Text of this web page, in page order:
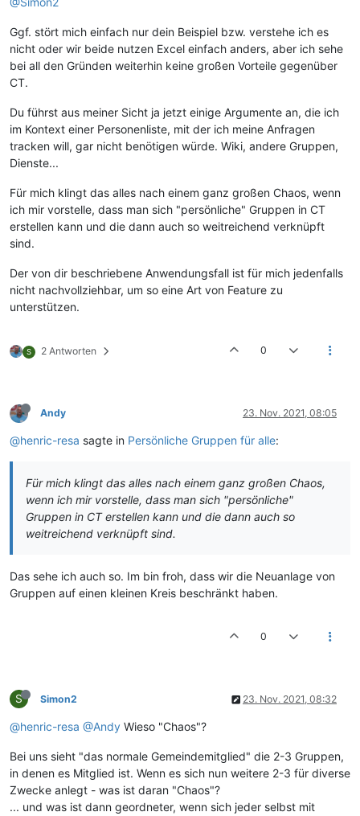
Ggf. stört mich einfach nur dein Beispiel bzw. verstehe ich es
nicht oder wir beide nutzen Excel einfach anders, aber ich sehe
bei all den Gründen weiterhin keine großen Vorteile gegenüber
CT.
Du führst aus meiner Sicht ja jetzt einige Argumente an, die ich
im Kontext einer Personenliste, mit der ich meine Anfragen
tracken will, gar nicht benötigen würde. Wiki, andere Gruppen,
Dienste...
Für mich klingt das alles nach einem ganz großen Chaos, wenn
ich mir vorstelle, dass man sich "persönliche" Gruppen in CT
erstellen kann und die dann auch so weitreichend verknüpft
sind.
Der von dir beschriebene Anwendungsfall ist für mich jedenfalls
nicht nachvollziehbar, um so eine Art von Feature zu
unterstützen.
S 2 Antworten 0
Andy 23. Nov. 2021, 08:05
@henric-resa sagte in Persönliche Gruppen für alle:
Für mich klingt das alles nach einem ganz großen Chaos,
wenn ich mir vorstelle, dass man sich "persönliche"
Gruppen in CT erstellen kann und die dann auch so
weitreichend verknüpft sind.
Das sehe ich auch so. Im bin froh, dass wir die Neuanlage von
Gruppen auf einen kleinen Kreis beschränkt haben.
0
S Simon2 23. Nov. 2021, 08:32
@henric-resa @Andy Wieso "Chaos"?
Bei uns sieht "das normale Gemeindemitglied" die 2-3 Gruppen,
in denen es Mitglied ist. Wenn es sich nun weitere 2-3 für diverse
Zwecke anlegt - was ist daran "Chaos"?
... und was ist dann geordneter, wenn sich jeder selbst mit